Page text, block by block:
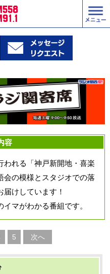
容
われる「神戸新開地・喜楽
会の模様とスタジオでの落
けしています！
マがわかる番組です。
5 次へ